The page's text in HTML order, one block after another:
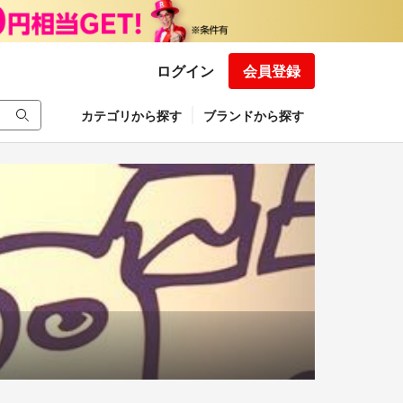
ログイン 会員登録
カテゴリから探す ブランドから探す